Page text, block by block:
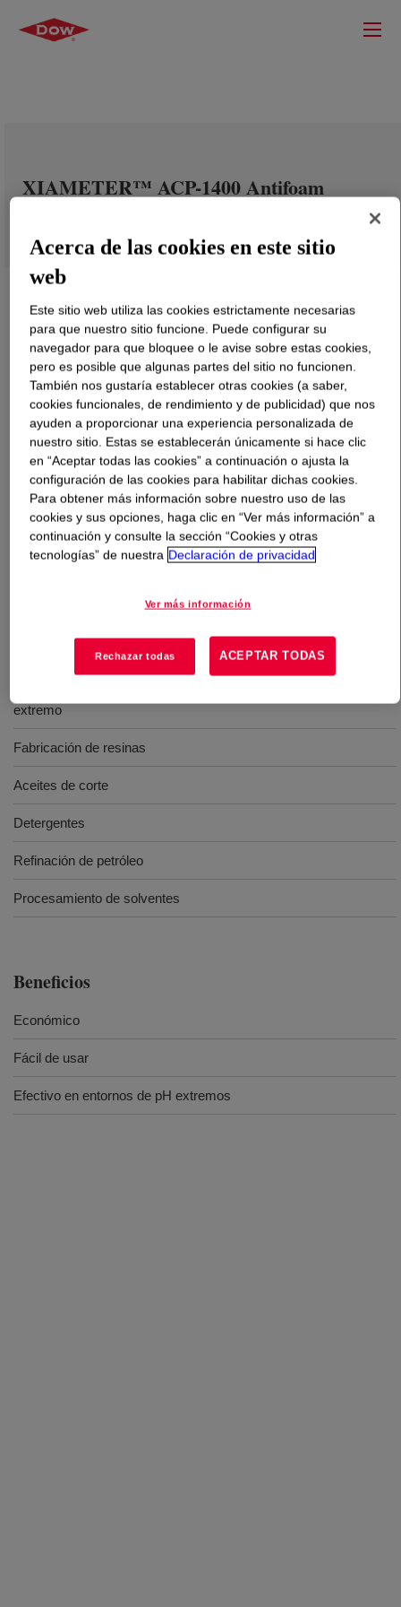
XIAMETER™ ACP-1400 Antifoam
Qué esXIAMETER™ ACP-1400 Antifoam
Compound?
Agente de control de espuma de silicona 100% activa
para procesos industriales acuosos y no acuosos. Útil
en detergentes, sistemas de pH extremo, aceites de
extremo
Fabricación de resinas
Aceites de corte
Detergentes
Refinación de petróleo
Procesamiento de solventes
Beneficios
Económico
Fácil de usar
Efectivo en entornos de pH extremos
Acerca de las cookies en este sitio
web
Este sitio web utiliza las cookies estrictamente necesarias
para que nuestro sitio funcione. Puede configurar su
navegador para que bloquee o le avise sobre estas cookies,
pero es posible que algunas partes del sitio no funcionen.
También nos gustaría establecer otras cookies (a saber,
cookies funcionales, de rendimiento y de publicidad) que nos
ayuden a proporcionar una experiencia personalizada de
nuestro sitio. Estas se establecerán únicamente si hace clic
en “Aceptar todas las cookies” a continuación o ajusta la
configuración de las cookies para habilitar dichas cookies.
Para obtener más información sobre nuestro uso de las
cookies y sus opciones, haga clic en “Ver más información” a
continuación y consulte la sección “Cookies y otras
tecnologías” de nuestra Declaración de privacidad
Ver más información
Rechazar todas ACEPTAR TODAS